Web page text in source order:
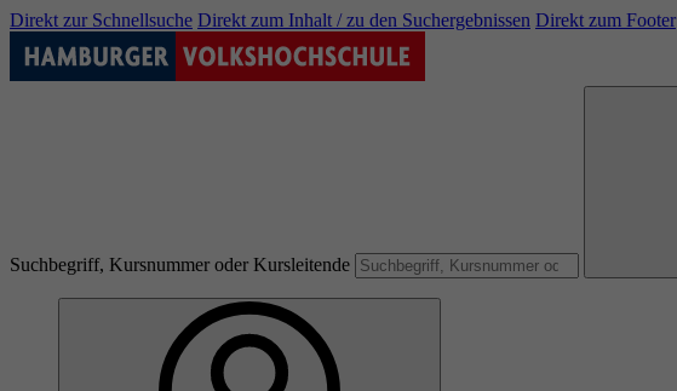
Direkt zur Schnellsuche Direkt zum Inhalt / zu den Suchergebnissen Direkt zum Footer
Suchbegriff, Kursnummer oder Kursleitende